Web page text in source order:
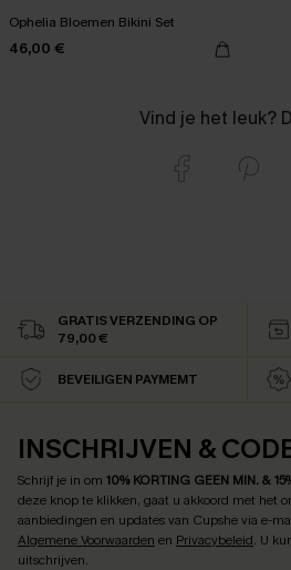
Ophelia Bloemen Bikini Set
46,00 €
Vind je het leuk?
GRATIS VERZENDING OP
79,00 €
BEVEILIGEN PAYMEMT
INSCHRIJVEN &
Schrijf je in om 10% KORTING GEEN MIN. &
deze knop te klikken, gaat u akkoord met het
aanbiedingen en updates van Cupshe via e-
Algemene Voorwaarden en Privacybeleid. U
uitschrijven.